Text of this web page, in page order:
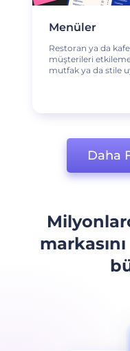
Menüler
Restoran ya da
müşterileri
mutfak ya da stile
Daha